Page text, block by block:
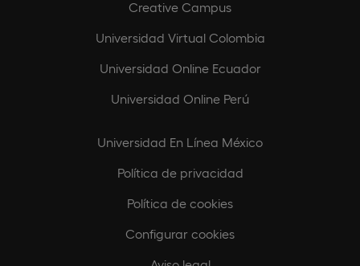
Creative Campus
Universidad Virtual Colombia
Universidad Online Ecuador
Universidad Online Perú
Universidad En Línea México
Política de privacidad
Política de cookies
Configurar cookies